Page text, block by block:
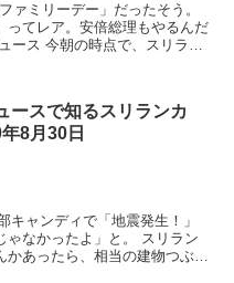
ってレア。安倍総理もやるんだ
ースで知るスリランカ
8月30日
ったよ」と。 スリラン
あったら、相当の建物つぶれ